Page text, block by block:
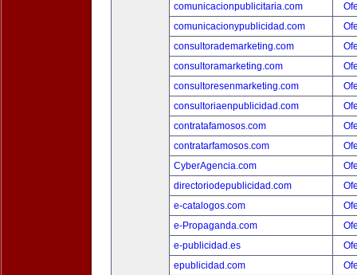
comunicacionpublicitaria.com
comunicacionypublicidad.com
consultorademarketing.com
consultoramarketing.com
consultoresenmarketing.com
consultoriaenpublicidad.com
contratafamosos.com
contratarfamosos.com
CyberAgencia.com
directoriodepublicidad.com
e-catalogos.com
e-Propaganda.com
e-publicidad.es
epublicidad.com